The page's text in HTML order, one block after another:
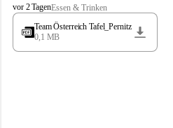
vielfältige Angebot unserer
Überzeugen Sie sich selbst,
in den Beherbergungsbetrieben,
Wir kennen Miesenbach als
Tradition und Innovation
M
i
s
vor 2 TagenEssen & Trinken
Team Österreich Tafel_Pernitz
0,1 MB